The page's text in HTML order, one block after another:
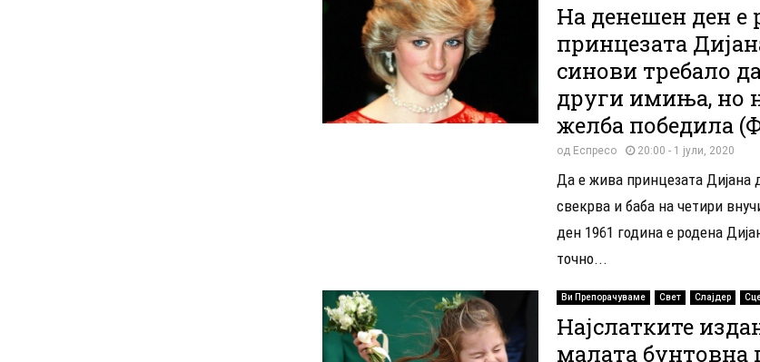
На денешен ден е
принцезата
синови требало
други имиња, но
желба победила
од Еспресо 20:00 - 1 јули, 2020
Да е жива принцезата Дијана
свекрва и баба на четири
ден 1961 година е родена
точно...
Ви Препорачуваме Свет Слајдер
Најслатките
малата бунтовна